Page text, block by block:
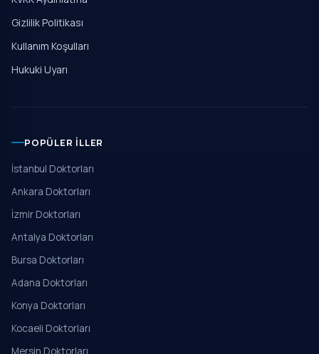
Gizlilik Politikası
Kullanım Koşulları
Hukuki Uyarı
POPÜLER İLLER
İstanbul Doktorları
Ankara Doktorları
İzmir Doktorları
Antalya Doktorları
Bursa Doktorları
Adana Doktorları
Konya Doktorları
Kocaeli Doktorları
Mersin Doktorları